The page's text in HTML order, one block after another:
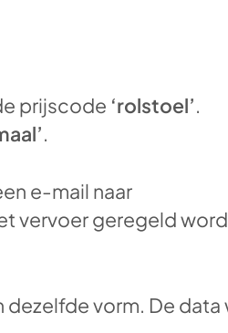
prijscode ‘rolstoel’.
.
e-mail naar
vervoer geregeld
dezelfde vorm. De data